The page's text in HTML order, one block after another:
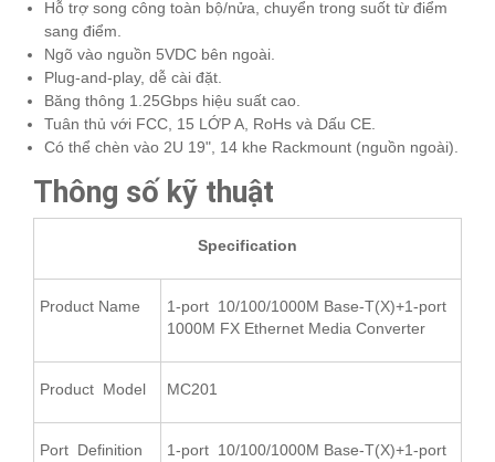
Hỗ trợ song công toàn bộ/nửa, chuyển trong suốt từ điểm
sang điểm.
Ngõ vào nguồn 5VDC bên ngoài.
Plug-and-play, dễ cài đặt.
Băng thông 1.25Gbps hiệu suất cao.
Tuân thủ với FCC, 15 LỚP A, RoHs và Dấu CE.
Có thể chèn vào 2U 19", 14 khe Rackmount (nguồn ngoài).
Thông số kỹ thuật
Specification
Product Name
1-port 10/100/1000M Base-T(X)+1-port
1000M FX Ethernet Media Converter
Product Model MC201
Port Definition
1-port 10/100/1000M Base-T(X)+1-port